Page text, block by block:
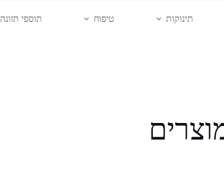
תינוקות טיפוח תוספי תזונה